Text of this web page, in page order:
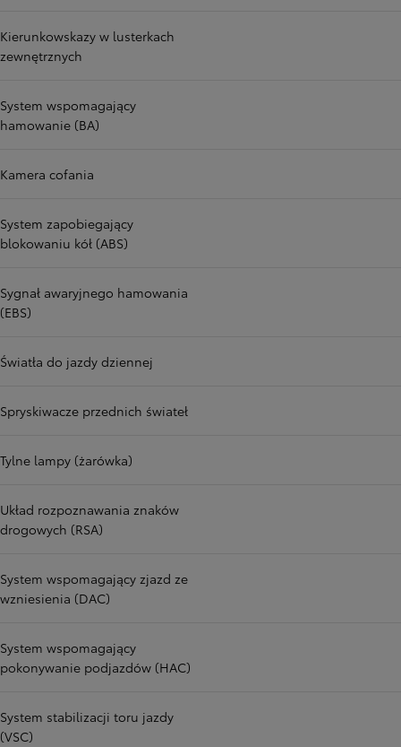
Kierunkowskazy w lusterkach
zewnętrznych
System wspomagający
hamowanie (BA)
Kamera cofania
System zapobiegający
blokowaniu kół (ABS)
Sygnał awaryjnego hamowania
(EBS)
Światła do jazdy dziennej
Spryskiwacze przednich świateł
Tylne lampy (żarówka)
Układ rozpoznawania znaków
drogowych (RSA)
System wspomagający zjazd ze
wzniesienia (DAC)
System wspomagający
pokonywanie podjazdów (HAC)
System stabilizacji toru jazdy
(VSC)